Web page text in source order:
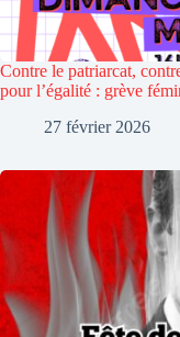
Contre le patriarcat,
pour l’égalité : grève
27 février 2026